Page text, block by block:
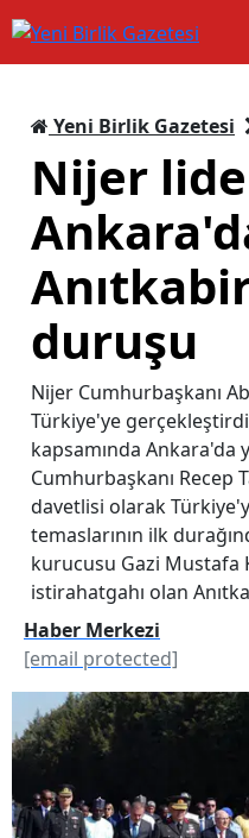
Yeni Birlik Gazetesi
Nijer
duruşu
Nijer Cumhurbaşkanı
Türkiye'ye
kapsamında Ankara'da
Cumhurbaşkanı Recep
davetlisi olarak
temaslarının ilk
kurucusu Gazi Mustafa
istirahatgahı olan
Haber Merkezi
[email protected]